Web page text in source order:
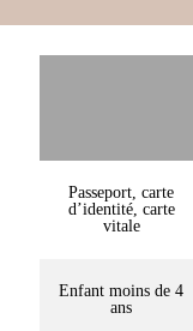
Passeport, carte
d’identité, carte
vitale
Enfant moins de 4
ans